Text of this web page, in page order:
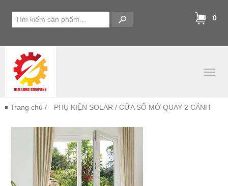
0
Trang chủ / PHỤ KIỆN SOLAR / CỬA SỔ MỞ QUAY 2 CÁNH